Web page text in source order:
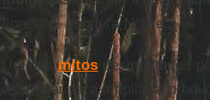
floresta”, pondera Nobre.
Um dosmitosdesmontados
desmatar para ampliar a